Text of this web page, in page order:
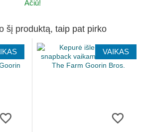
Ačiū!
šį produktą, taip pat pirko
VAIKAS